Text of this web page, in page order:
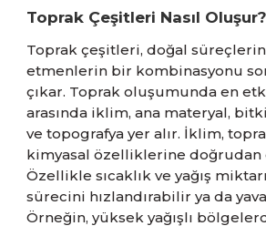
Toprak Çeşitleri Nasıl Oluşur?
Toprak çeşitleri, doğal
etmenlerin bir kombinasyonu
çıkar. Toprak oluşumunda en
arasında iklim, ana materyal,
ve topografya yer alır. İklim,
kimyasal özelliklerine doğrudan
Özellikle sıcaklık ve yağış
sürecini hızlandırabilir ya da
Örneğin, yüksek yağışlı